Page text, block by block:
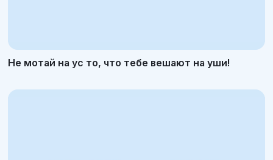
Не мотай на ус то, что тебе вешают на уши!